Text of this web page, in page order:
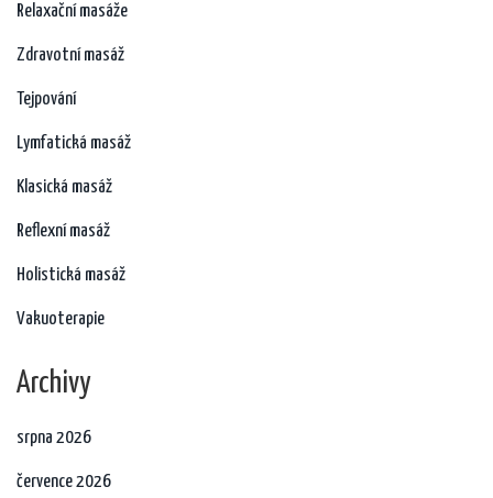
Relaxační masáže
Zdravotní masáž
Tejpování
Lymfatická masáž
Klasická masáž
Reflexní masáž
Holistická masáž
Vakuoterapie
Archivy
srpna 2026
července 2026